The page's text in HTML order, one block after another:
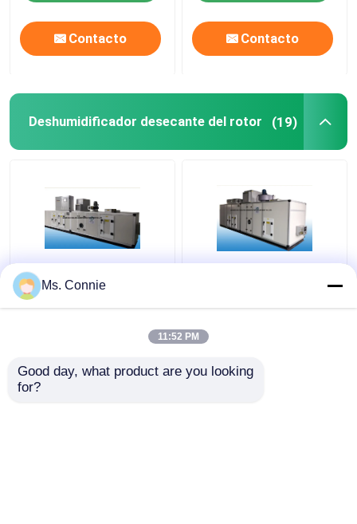
Contacto Contacto
Deshumidificador desecante del rotor (19)
Equipo desecante
rotatorio industrial del
humedad, derecho el
≤40%
Ms. Connie
11:52 PM
Good day, what product are you looking
for?